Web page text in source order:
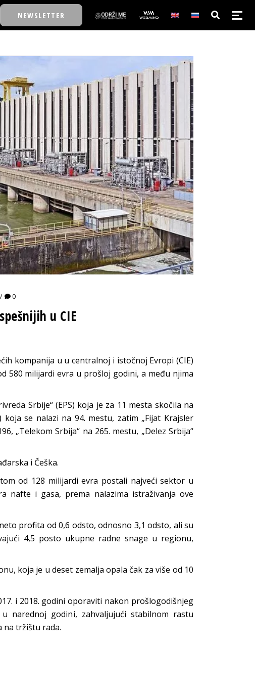
30
OFFICE/SCHOOL
LIGA
NEWSLETTER
30
LIGA
0
u CIE
kompanija u u centralnoj i istočnoj Evropi (CIE)
580 milijardi evra u prošloj godini, a među njima
Srbije“ (EPS) koja je za 11 mesta skočila na
se nalazi na 94. mestu, zatim „Fijat Krajsler
„Telekom Srbija“ na 265. mestu, „Delez Srbija“
i Češka.
od 128 milijardi evra postali najveći sektor u
nafte i gasa, prema nalazima istraživanja ove
profita od 0,6 odsto, odnosno 3,1 odsto, ali su
4,5 posto ukupne radne snage u regionu,
koja je u deset zemalja opala čak za više od 10
i 2018. godini oporaviti nakon prošlogodišnjeg
narednoj godini, zahvaljujući stabilnom rastu
tržištu rada.